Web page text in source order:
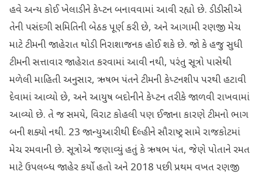
હવે અન્ય કોઈ ખેલાડીને કેપ્ટન બનાવવામાં આવી રહ્યો છે. ડીડીસીએ
તેની પસંદગી સમિતિની બેઠક પૂર્ણ કરી છે, અને આગામી રણજી મેચ
માટે ટીમની જાહેરાત થોડી નિરાશાજનક હોઈ શકે છે. જો કે હજુ સુધી
ટીમની સત્તાવાર જાહેરાત કરવામાં આવી નથી, પરંતુ સૂત્રો પાસેથી
મળેલી માહિતી અનુસાર, ઋષભ પંતને ટીમની કેપ્ટનશીપ પરથી હટાવી
દેવામાં આવ્યો છે, અને આયુષ બદોનીને કેપ્ટન તરીકે જાળવી રાખવામાં
આવ્યો છે. તે જ સમયે, વિરાટ કોહલી પણ ઈજાના કારણે ટીમનો ભાગ
બની શક્યો નથી. 23 જાન્યુઆરીથી દિલ્હીને સૌરાષ્ટ્ર સામે રાજકોટમાં
મેચ રમવાની છે. સૂત્રોએ જણાવ્યું હતું કે ઋષભ પંત, જેણે પોતાને રમત
માટે ઉપલબ્ધ જાહેર કર્યો હતો અને 2018 પછી પ્રથમ વખત રણજી